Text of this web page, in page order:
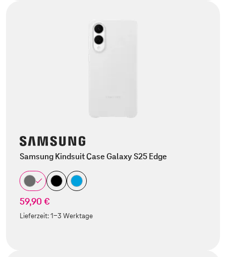
Samsung Kindsuit Case Galaxy S25 Edge
59,90 €
Lieferzeit:1-3 Werktage